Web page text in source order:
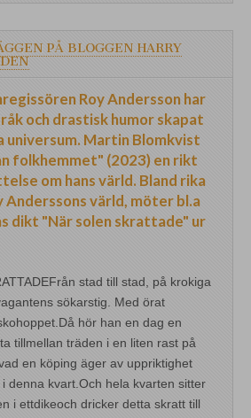
PÅ BLOGGEN HARRY
Roy Andersson har
och drastisk humor skapat
Martin Blomkvist
folkhemmet" (2023) en rikt
om hans värld. Bland rika
Anderssons värld, möter bl.a
dikt "När solen skrattade" ur
stad till stad, på krokiga
sökarstig. Med örat
hör han en dag en
tillmellan träden i en liten rast på
en köping äger av uppriktighet
denna kvart.Och hela kvarten sitter
i ettdikeoch dricker detta skratt till